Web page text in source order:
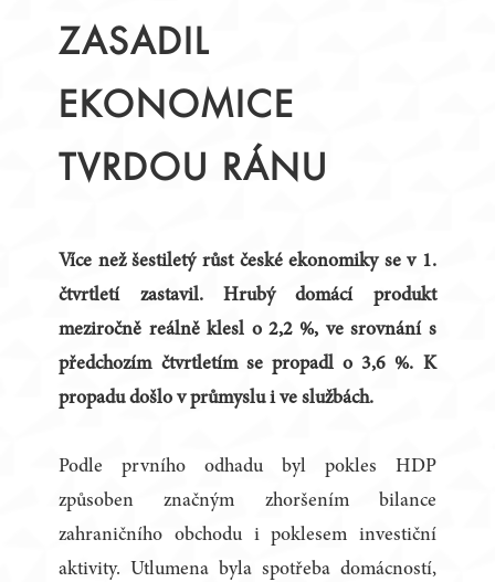
ZASADIL
EKONOMICE
TVRDOU RÁNU
Více než šestiletý růst české ekonomiky se v 1.
čtvrtletí zastavil. Hrubý domácí produkt
meziročně reálně klesl o 2,2 %, ve srovnání s
předchozím čtvrtletím se propadl o 3,6 %. K
propadu došlo v průmyslu i ve službách.
Podle prvního odhadu byl pokles HDP
způsoben značným zhoršením bilance
zahraničního obchodu i poklesem investiční
aktivity. Utlumena byla spotřeba domácností,